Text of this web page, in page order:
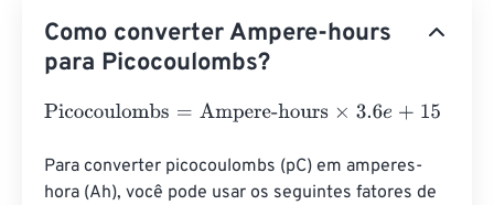
Como converter Ampere-hours
para Picocoulombs?
Picocoulombs=Ampere-hours×3.6e +15
Para converter picocoulombs (pC) em amperes-
hora (Ah), você pode usar os seguintes fatores de